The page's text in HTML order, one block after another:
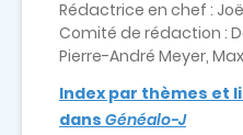
Rédactrice en chef :
Comité de rédaction :
Pierre-André Meyer,
Index par thèmes et
dans Généalo-J